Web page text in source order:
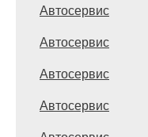
Автосервис
Автосервис
Автосервис
Автосервис